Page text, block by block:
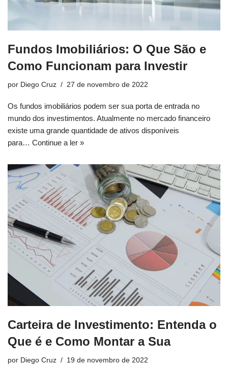
Fundos Imobiliários: O Que São e
Como Funcionam para Investir
por Diego Cruz 27 de novembro de 2022
Os fundos imobiliários podem ser sua porta de entrada no
mundo dos investimentos. Atualmente no mercado financeiro
existe uma grande quantidade de ativos disponíveis
para… Continue a ler »
Carteira de Investimento: Entenda o
Que é e Como Montar a Sua
por Diego Cruz 19 de novembro de 2022